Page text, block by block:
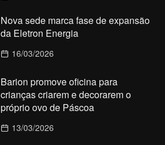
Nova sede marca fase de expansão
da Eletron Energia
16/03/2026
Barion promove oficina para
crianças criarem e decorarem o
próprio ovo de Páscoa
13/03/2026